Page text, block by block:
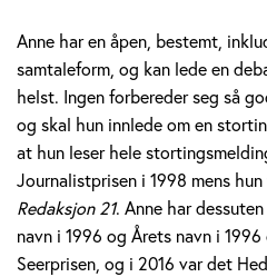
s
v
o
l
d
Anne har en åpen, bestemt,
samtaleform, og kan lede en
helst. Ingen forbereder seg så
og skal hun innlede om en
at hun leser hele
Journalistprisen i 1998 mens
Redaksjon 21. Anne har
navn i 1996 og Årets navn i
Seerprisen, og i 2016 var det